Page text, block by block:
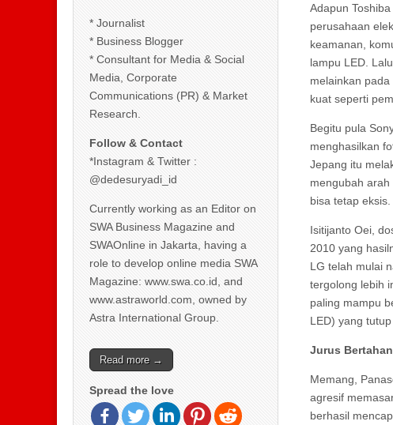
Adapun
perusahaan
keamanan,
lampu LED.
melainkan
kuat seperti
Begitu pula
menghasilkan
Jepang itu
mengubah
bisa tetap eksis.
Isitijanto Oei,
2010 yang
LG telah mulai
tergolong lebih
paling mampu
LED) yang
Jurus
Memang,
agresif
berhasil
* Journalist
* Business Blogger
* Consultant for Media & Social
Media, Corporate
Communications (PR) & Market
Research.
Follow & Contact
*Instagram & Twitter :
@dedesuryadi_id
Currently working as an Editor on
SWA Business Magazine and
SWAOnline in Jakarta, having a
role to develop online media SWA
Magazine: www.swa.co.id, and
www.astraworld.com, owned by
Astra International Group.
Read more →
Spread the love